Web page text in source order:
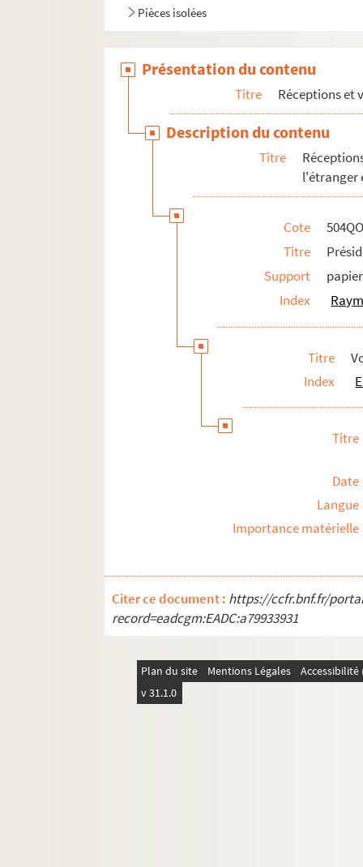
Pièces isolées
Présentation du contenu
Titre Réceptions et
Description du contenu
Titre
l'étranger
Cote
Titre
Support
papier
Index
Titre
Index
Titre
Date
Langue
Importance matérielle
Citer ce document : https://ccfr.bnf.fr/
record=eadcgm:EADC:a79933931
Plan du site Mentions Légales
v 31.1.0